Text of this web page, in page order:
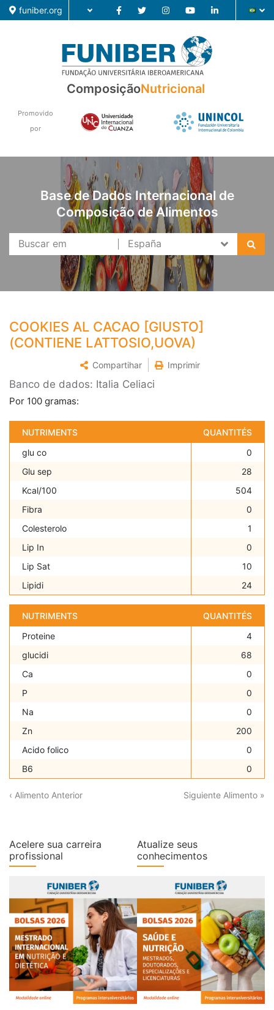
funiber.org
Pesquisa
ComposiçãoNutricional
Promovido
por
Base de Dados Internacional de
Composição de Alimentos
COOKIES AL CACAO [GIUSTO]
(CONTIENE LATTOSIO,UOVA)
Compartihar Imprimir
Banco de dados: Italia Celiaci
Por 100 gramas:
NUTRIMENTS
QUANTITÉS
glu co
0
Glu sep
28
Kcal/100
504
Fibra
0
Colesterolo
1
Lip In
0
Lip Sat
10
Lipidi
24
NUTRIMENTS
QUANTITÉS
Proteine
4
glucidi
68
Ca
0
P
0
Na
0
Zn
200
Acido folico
0
B6
0
‹ Alimento Anterior Siguiente Alimento »
Acelere sua carreira
profissional
Atualize seus
conhecimentos